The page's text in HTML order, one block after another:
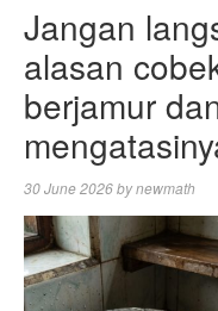
Jangan
alasan
berjamur
30 June 2026bynewmath